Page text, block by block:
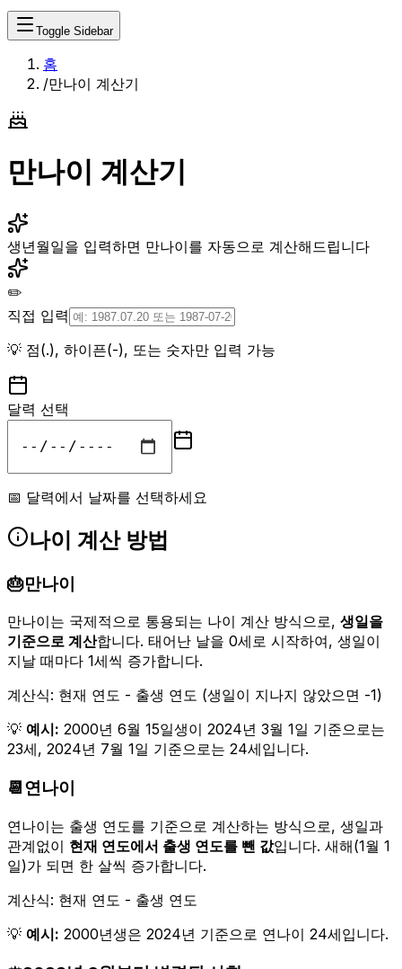
Toggle Sidebar
홈
/만나이 계산기
만나이 계산기
생년월일을 입력하면 만나이를 자동으로 계산해드립니다
✏️
직접 입력
💡 점(.), 하이픈(-), 또는 숫자만 입력 가능
달력 선택
📅 달력에서 날짜를 선택하세요
나이 계산 방법
🎂만나이
만나이는 국제적으로 통용되는 나이 계산 방식으로, 생일을
기준으로 계산합니다. 태어난 날을 0세로 시작하여, 생일이
지날 때마다 1세씩 증가합니다.
계산식: 현재 연도 - 출생 연도 (생일이 지나지 않았으면 -1)
💡 예시: 2000년 6월 15일생이 2024년 3월 1일 기준으로는
23세, 2024년 7월 1일 기준으로는 24세입니다.
📆연나이
연나이는 출생 연도를 기준으로 계산하는 방식으로, 생일과
관계없이 현재 연도에서 출생 연도를 뺀 값입니다. 새해(1월 1
일)가 되면 한 살씩 증가합니다.
계산식: 현재 연도 - 출생 연도
💡 예시: 2000년생은 2024년 기준으로 연나이 24세입니다.